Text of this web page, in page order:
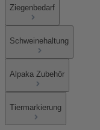
Ziegenbedarf
Schweinehaltung
Alpaka Zubehör
Tiermarkierung